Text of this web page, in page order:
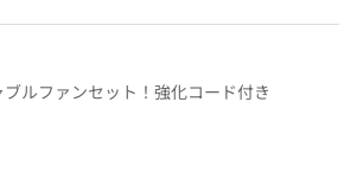
ルファンセット！強化コード付き